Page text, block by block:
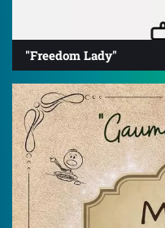
"Freedom Lady"